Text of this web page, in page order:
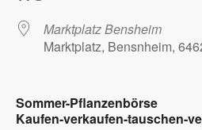
Marktplatz Bensheim
Marktplatz, Bensnheim,
Sommer-Pflanzenbörse
Kaufen-verkaufen-tauschen-